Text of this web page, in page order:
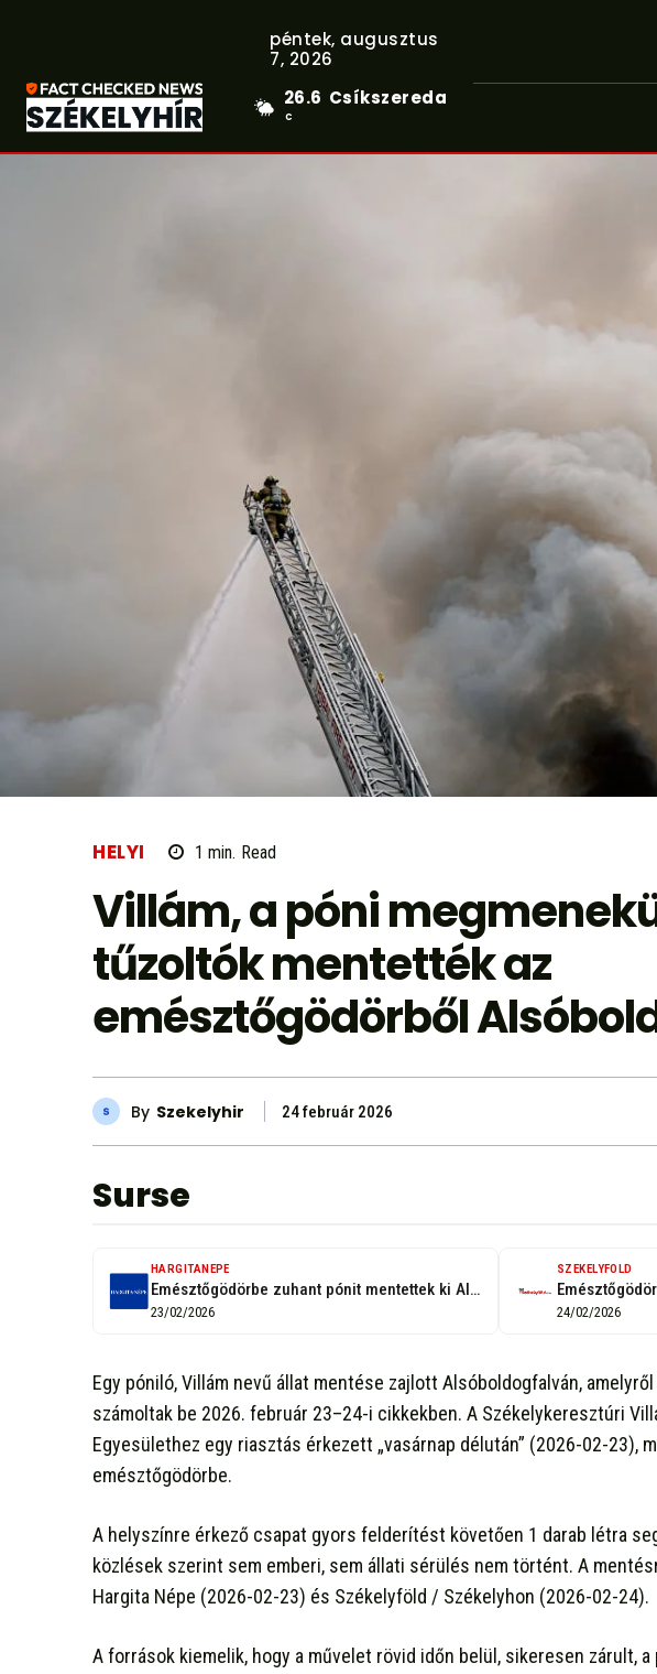
péntek, augusztus
7, 2026
26.6
C
Csíkszereda
HELYI 1 min. Read
Villám, a póni
tűzoltók mentették az
emésztőgödörből
By Szekelyhir 24 február 2026
Surse
HARGITANEPE
Emésztőgödörbe zuhant pónit mentettek ki Alsóboldogfalván
23/02/2026
SZEKELYFOLD
24/02/2026
Egy póniló, Villám nevű állat mentése zajlott Alsóboldogfalván,
számoltak be 2026. február 23–24-i cikkekben. A Székelykeresztúri
Egyesülethez egy riasztás érkezett „vasárnap délután” (2026-02-23),
emésztőgödörbe.
A helyszínre érkező csapat gyors felderítést követően 1 darab létra
közlések szerint sem emberi, sem állati sérülés nem történt. A
Hargita Népe (2026-02-23) és Székelyföld / Székelyhon (2026-02-24).
A források kiemelik, hogy a művelet rövid időn belül, sikeresen zárult,